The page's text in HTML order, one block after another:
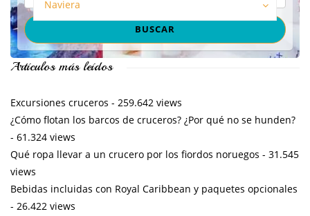
Naviera
Artículos más leídos
Excursiones cruceros - 259.642 views
¿Cómo flotan los barcos de cruceros? ¿Por qué no se hunden?
- 61.324 views
Qué ropa llevar a un crucero por los fiordos noruegos - 31.545
views
Bebidas incluidas con Royal Caribbean y paquetes opcionales
- 26.422 views